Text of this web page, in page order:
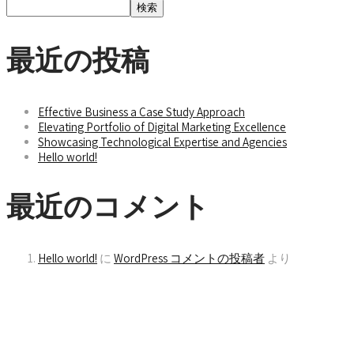
検索
最近の投稿
Effective Business a Case Study Approach
Elevating Portfolio of Digital Marketing Excellence
Showcasing Technological Expertise and Agencies
Hello world!
最近のコメント
Hello world! に WordPress コメントの投稿者 より